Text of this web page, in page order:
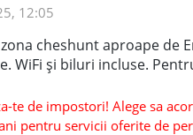
12:05
cheshunt aproape de
WiFi și biluri incluse.
te de impostori! Alege sa
pentru servicii oferite de